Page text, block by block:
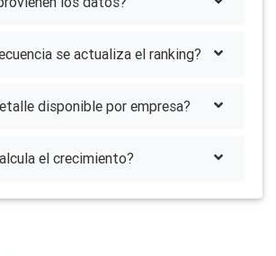
se actualiza el ranking?
disponible por empresa?
el crecimiento?